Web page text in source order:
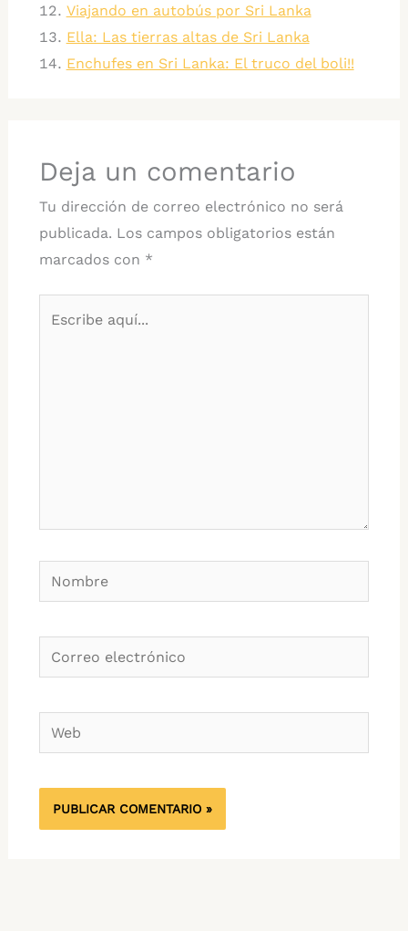
Viajando en autobús por Sri Lanka
Ella: Las tierras altas de Sri Lanka
Enchufes en Sri Lanka: El truco del boli!!
Deja un comentario
Tu dirección de correo electrónico no será
publicada. Los campos obligatorios están
marcados con *
Nombre
Correo
electrónico
Web